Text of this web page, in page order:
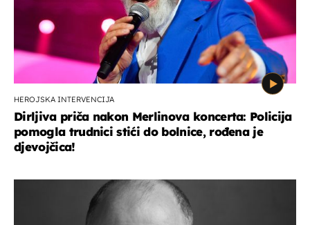
HEROJSKA INTERVENCIJA
Dirljiva priča nakon Merlinova koncerta: Policija
pomogla trudnici stići do bolnice, rođena je
djevojčica!